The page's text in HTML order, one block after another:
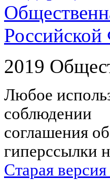
2019
Любое
соблюдении
соглашения
гиперссылки
Старая версия